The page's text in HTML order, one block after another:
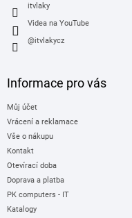
itvlaky
Videa na YouTube
@itvlakycz
Informace pro vás
Můj účet
Vrácení a reklamace
Vše o nákupu
Kontakt
Otevírací doba
Doprava a platba
PK computers - IT
Katalogy